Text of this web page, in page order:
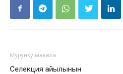
Мурунку макала
Селекция айылынын